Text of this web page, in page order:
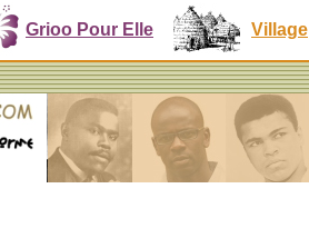
Grioo Pour Elle Village